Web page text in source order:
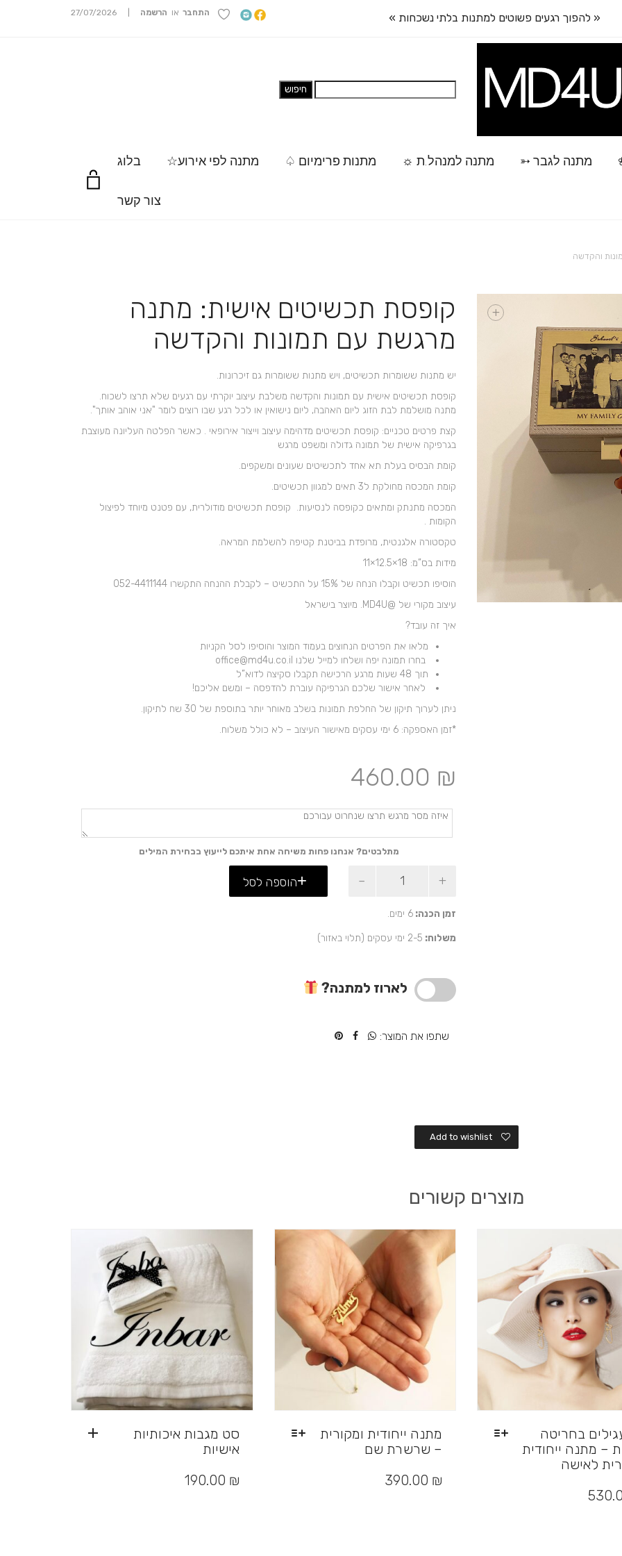
« להפוך רגעים פשוטים למתנות בלתי נשכחות » התחבר או הרשמה 27/07/2026
מתנה לגבר ➳ מתנה למנהל.ת ☼ מתנות פרימיום ♤ מתנה לפי אירוע☆ בלוג
צור קשר
והקדשה
+
+
קופסת תכשיטים אישית: מתנה
מרגשת עם תמונות והקדשה
יש מתנות ששומרות תכשיטים, ויש מתנות ששומרות גם זיכרונות.
קופסת תכשיטים אישית עם תמונות והקדשה משלבת עיצוב יוקרתי עם רגעים שלא תרצו לשכוח.
מתנה מושלמת לבת הזוג ליום האהבה, ליום נישואין או לכל רגע שבו רוצים לומר "אני אוהב אותך".
קצת פרטים טכניים: קופסת תכשיטים מדהימה עיצוב וייצור אירופאי . כאשר הפלטה העליונה מעוצבת
בגרפיקה אישית של תמונה גדולה ומשפט מרגש
קומת הבסיס בעלת תא אחד לתכשיטים שעונים ומשקפים.
קומת המכסה מחולקת ל3 תאים למגוון תכשיטים.
המכסה מתנתק ומתאים כקופסה לנסיעות. קופסת תכשיטים מודולרית, עם פטנט מיוחד לפיצול
הקומות .
טקסטורה אלגנטית, מרופדת בביטנת קטיפה להשלמת המראה.
מידות בס”מ: 18×12.5×11
הוסיפו תכשיט וקבלו הנחה של 15% על התכשיט – לקבלת ההנחה התקשרו 052-4411144
עיצוב מקורי של @MD4U. מיוצר בישראל
איך זה עובד?
מלאו את הפרטים הנחוצים בעמוד המוצר והוסיפו לסל הקניות
בחרו תמונה יפה ושלחו למייל שלנו office@md4u.co.il
תוך 48 שעות מרגע הרכישה תקבלו סקיצה לדוא”ל
לאחר אישור שלכם הגרפיקה עוברת להדפסה – ומשם אליכם!
ניתן לערוך תיקון של החלפת תמונות בשלב מאוחר יותר בתוספת של 30 שח לתיקון.
*זמן האספקה: 6 ימי עסקים מאישור העיצוב – לא כולל משלוח.
460.00 ₪
מתלבטים? אנחנו פחות משיחה אחת איתכם לייעוץ בבחירת המילים
תכשיטים
עם
הוספה לסל
זמן הכנה: 6 ימים.
משלוח: 2-5 ימי עסקים (תלוי באזור)
לארוז למתנה?
שתפו את המוצר:
Add to wishlist
מוצרים קשורים
בחריטה
– מתנה ייחודית
לאישה
מתנה ייחודית ומקורית
– שרשרת שם
זה 390.00 ₪
סט מגבות איכותיות
אישיות
190.00 ₪